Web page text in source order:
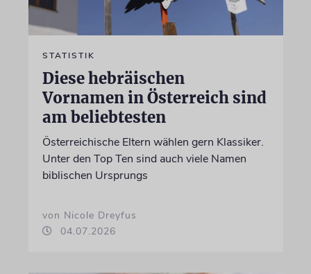
STATISTIK
Diese hebräischen
Vornamen in Österreich sind
am beliebtesten
Österreichische Eltern wählen gern Klassiker.
Unter den Top Ten sind auch viele Namen
biblischen Ursprungs
von Nicole Dreyfus
04.07.2026